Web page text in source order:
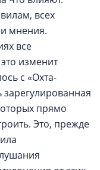
всех
мнения.
все
изменит
с «Охта-
прямо
Это, прежде